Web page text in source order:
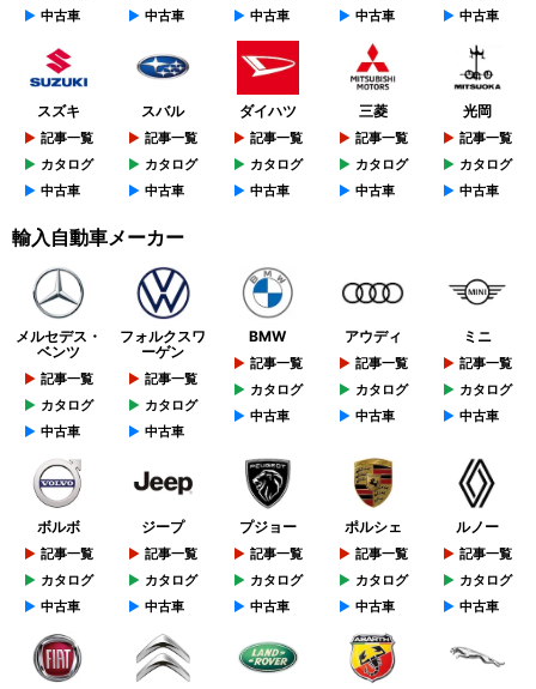
中古車
中古車
中古車
中古車
中古車
スズキ
記事一覧
カタログ
中古車
スバル
記事一覧
カタログ
中古車
ダイハツ
記事一覧
カタログ
中古車
三菱
記事一覧
カタログ
中古車
光岡
記事一覧
カタログ
中古車
輸入自動車メーカー
メルセデス・
ベンツ
記事一覧
カタログ
中古車
フォルクスワ
ーゲン
記事一覧
カタログ
中古車
BMW
記事一覧
カタログ
中古車
アウディ
記事一覧
カタログ
中古車
ミニ
記事一覧
カタログ
中古車
ボルボ
記事一覧
カタログ
中古車
ジープ
記事一覧
カタログ
中古車
プジョー
記事一覧
カタログ
中古車
ポルシェ
記事一覧
カタログ
中古車
ルノー
記事一覧
カタログ
中古車